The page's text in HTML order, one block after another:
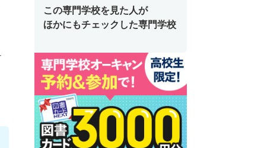
この専門学校を見た人が
ほかにもチェックした専門学校